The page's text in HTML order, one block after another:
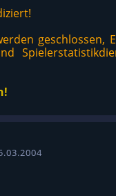
geschlossen,